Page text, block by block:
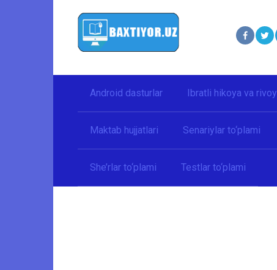
Android dasturlar Ibratli hikoya va
Maktab hujjatlari Senariylar to‘plami
She’rlar to‘plami Testlar to‘plami